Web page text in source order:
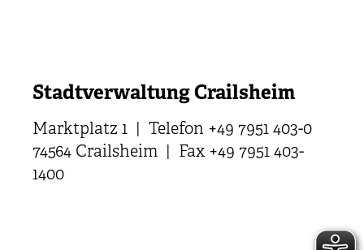
Stadtverwaltung Crailsheim
Marktplatz 1 | Telefon +49 7951 403-0
74564 Crailsheim | Fax +49 7951 403-
1400